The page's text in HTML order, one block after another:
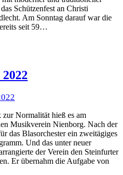
Schützenfest an Christi
Am Sonntag darauf war die
seit 59…
Normalität hieß es am
Musikverein Nienborg. Nach der
das Blasorchester ein zweitägiges
Und das unter neuer
der Verein den Steinfurter
Er übernahm die Aufgabe von